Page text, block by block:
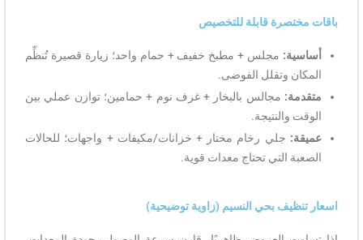
قابلة للتخصيص
مجلس + مطبخ خفيف + حمام واحد؛ زيارة قصيرة تُنظِّم
وتقلل الفوضى.
مجالس بالبخار + غرف نوم + حمامين؛ توازن عملي بين
جلي رخام مختار + خزانات/مكيفات + واجهات؛ للحالات
التي تحتاج معدات قوية.
بحي النسيم (زاوية توضيحية)